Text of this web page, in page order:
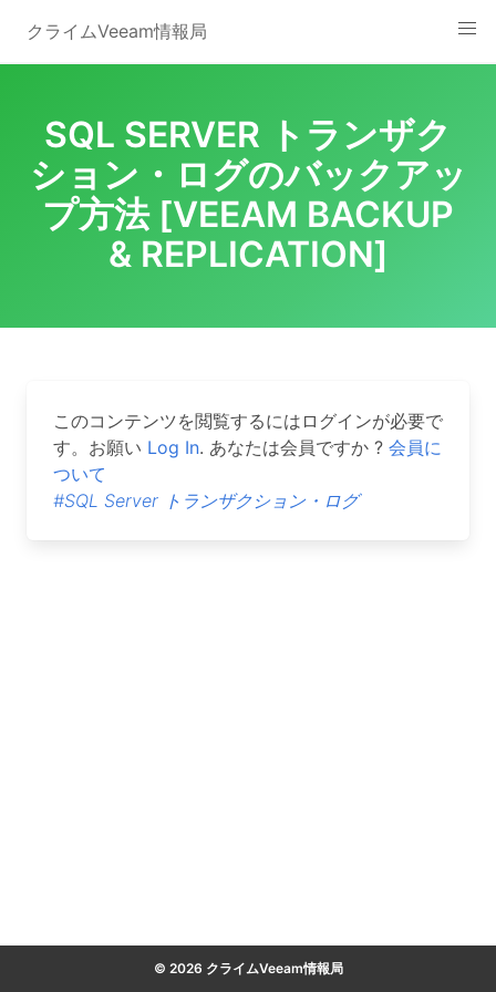
content
クライムVeeam情報局
SQL SERVER トランザク
ション・ログのバックアッ
プ方法 [VEEAM BACKUP
& REPLICATION]
このコンテンツを閲覧するにはログインが必要で
す。お願い Log In. あなたは会員ですか ? 会員に
ついて
#SQL Server トランザクション・ログ
© 2026 クライムVeeam情報局